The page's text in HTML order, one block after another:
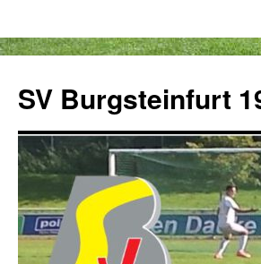
springen
SV Burgsteinfurt